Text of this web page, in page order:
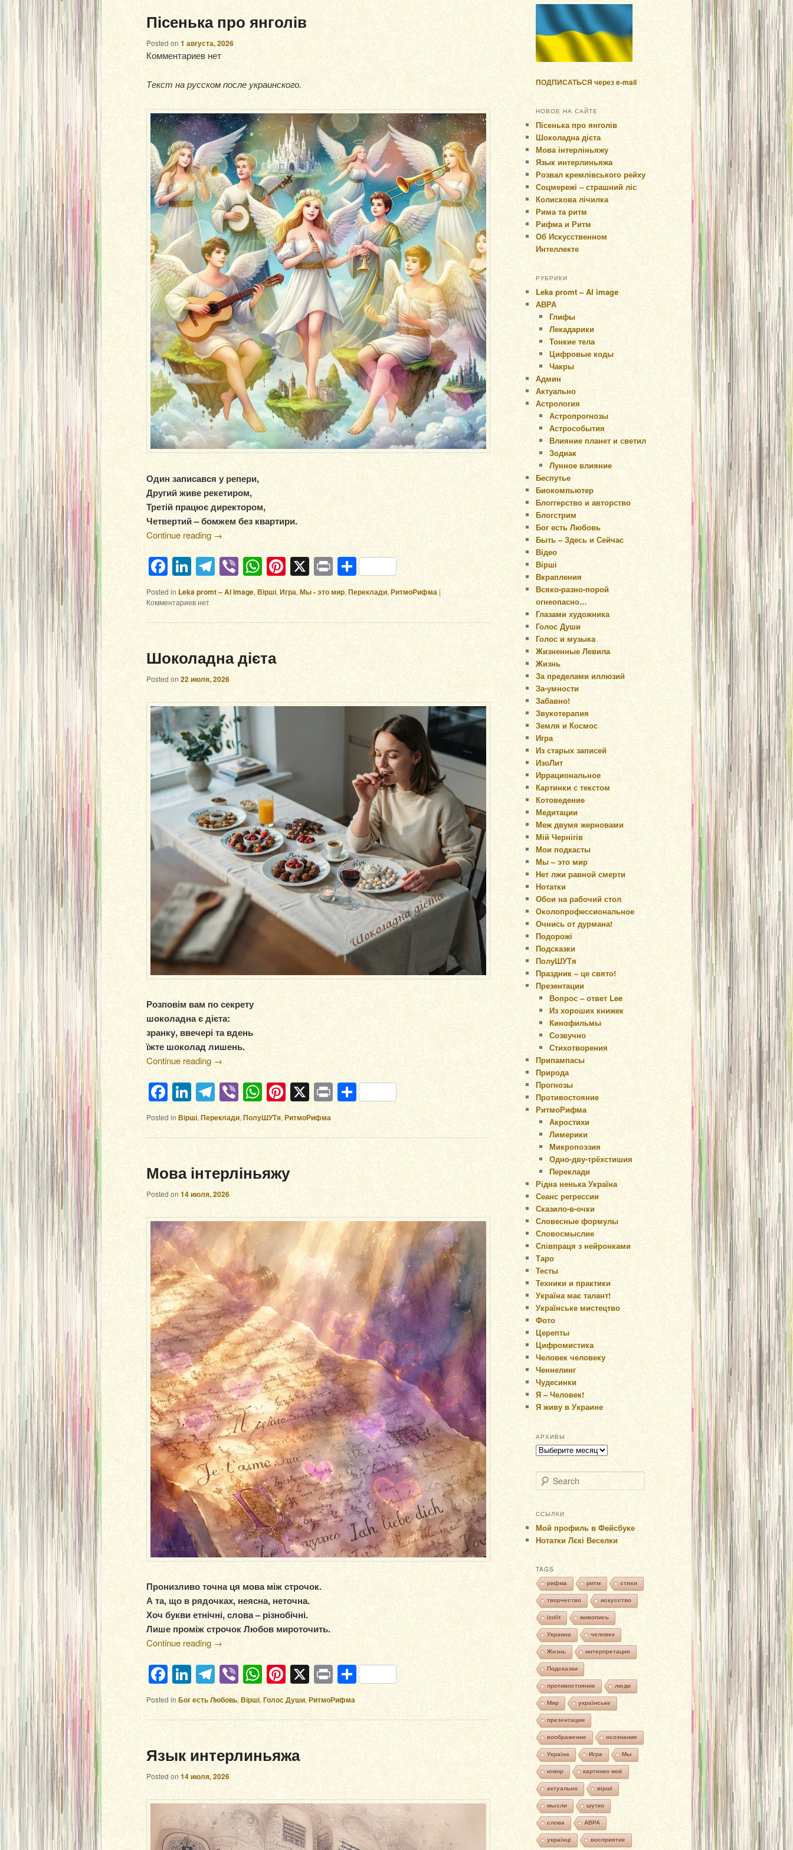
Пісенька про янголів
Posted on 1 августа, 2026
Комментариев нет
Текст на русском после украинского.
Один записався у репери,
Другий живе рекетиром,
Третій працює директором,
Четвертий – бомжем без квартири.
Continue reading →
Facebook
LinkedIn
Telegram
ViberWhatsApp
Pinterest
X PrintОтправить
Posted in Leka promt – AI image, Вірші, Игра, Мы - это мир, Переклади, РитмоРифма |
Комментариев нет
Шоколадна дієта
Posted on 22 июля, 2026
Розповім вам по секрету
шоколадна є дієта:
зранку, ввечері та вдень
їжте шоколад лишень.
Continue reading →
Facebook
LinkedIn
Telegram
ViberWhatsApp
Pinterest
X PrintОтправить
Posted in Вірші, Переклади, ПолуШУТя, РитмоРифма
Мова інтерліньяжу
Posted on 14 июля, 2026
Пронизливо точна ця мова між строчок.
А та, що в рядочках, неясна, неточна.
Хоч букви етнічні, слова – різнобічні.
Лише проміж строчок Любов мироточить.
Continue reading →
Facebook
LinkedIn
Telegram
ViberWhatsApp
Pinterest
X PrintОтправить
Posted in Бог есть Любовь,Вірші,Голос Души,РитмоРифма
Язык интерлиньяжа
Posted on 14 июля, 2026
ПОДПИСАТЬСЯ через e-mail
НОВОЕ НА САЙТЕ
Пісенька про янголів
Шоколадна дієта
Мова інтерліньяжу
Язык интерлиньяжа
Розвал кремлівського рейху
Соцмережі – страшний ліс
Колискова лічилка
Рима та ритм
Рифма и Ритм
Об Искусственном
Интеллекте
РУБРИКИ
Leka promt – AI image
АВРА
Глифы
Лекадарики
Тонкие тела
Цифровые коды
Чакры
Админ
Актуально
Астрология
Астропрогнозы
Астрособытия
Влияние планет и светил
Зодиак
Лунное влияние
Беспутье
Биокомпьютер
Блоггерство и авторство
Блогстрим
Бог есть Любовь
Быть – Здесь и Сейчас
Відео
Вірші
Вкрапления
Всяко-разно-порой
огнеопасно…
Глазами художника
Голос Души
Голос и музыка
Жизненные Левила
Жизнь
За пределами иллюзий
За-умности
Забавно!
Звукотерапия
Земля и Космос
Игра
Из старых записей
ИзоЛит
Иррациональное
Картинки с текстом
Котоведение
Медитации
Меж двумя жерновами
Мій Чернігів
Мои подкасты
Мы – это мир
Нет лжи равной смерти
Нотатки
Обои на рабочий стол
Околопрофессиональное
Очнись от дурмана!
Подорожі
Подсказки
ПолуШУТя
Праздник – це свято!
Презентации
Вопрос – ответ Lee
Из хороших книжек
Кинофильмы
Созвучно
Стихотворения
Припампасы
Природа
Прогнозы
Противостояние
РитмоРифма
Акростихи
Лимерики
Микропоэзия
Одно-дву-трёхстишия
Переклади
Рідна ненька Україна
Сеанс регрессии
Сказило-в-очки
Словесные формулы
Словосмыслие
Співпраця з нейронками
Таро
Тесты
Техники и практики
Україна має талант!
Українське мистецтво
Фото
Церепты
Цифромистика
Человек человеку
Ченнелинг
Чудесинки
Я – Человек!
Я живу в Украине
АРХИВЫ
Архивы
Search
ССЫЛКИ
Мой профиль в Фейсбуке
Нотатки Лєкі Веселки
TAGS
рифма ритм стихи
творчество искусство
izolit живопись
Украина человек
Жизнь интерпретация
Подсказки
противостояние люди
Мир українське
презентации
воображение осознание
Україна Игра Мы
юмор картинко моё
актуально вірші
мысли шутко
слова АВРА
українці восприятие